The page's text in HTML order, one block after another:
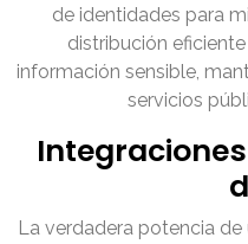
de identidades para
distribución
información sensible,
servicios
La verdadera potencia